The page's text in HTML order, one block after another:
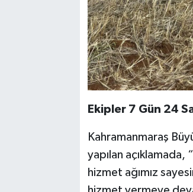
Ekipler 7 Gün 24
Kahramanmaraş
yapılan
hizmet ağımız